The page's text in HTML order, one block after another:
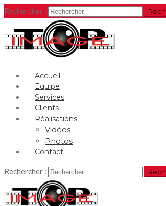
Rechercher :
Accueil
Equipe
Services
Clients
Réalisations
Vidéos
Photos
Contact
Rechercher :